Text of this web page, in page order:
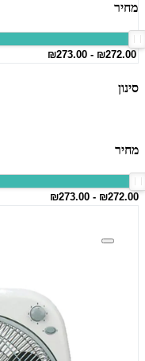
מחיר
סינון
מחיר